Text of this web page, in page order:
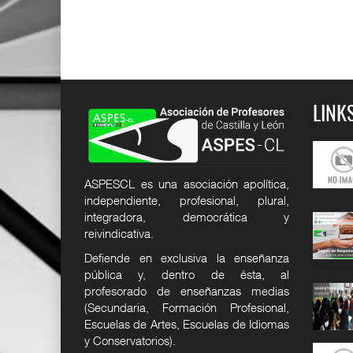
ASPESCL es una asociación apolítica,
independiente, profesional, plural,
integradora, democrática y
reivindicativa.
Defiende en exclusiva la enseñanza
pública y, dentro de ésta, al
profesorado de enseñanzas medias
(Secundaria, Formación Profesional,
Escuelas de Artes, Escuelas de Idiomas
y Conservatorios).
Cuadro de permisos y
licencias
SUPER USER
Seguro de responsabilidad
SUPER USER
Quiénes somos
12 DIC 2024
SUPER USER
Cuadro de excedencias
Ep9. La cara B del aula.
Confe
SUPER USER
Ep8. Tribunales y otras
SUPER USER
ASPES-CL reclama la
actualizac